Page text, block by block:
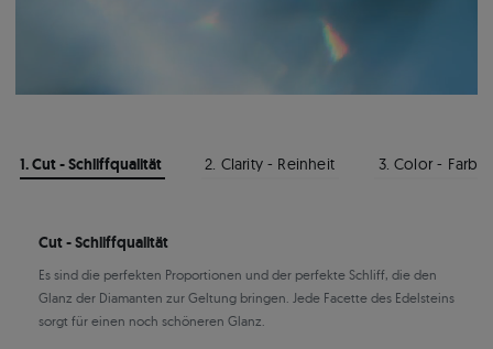
1. Cut - Schliffqualität 2. Clarity - Reinheit 3. Color - Farbe
Cut - Schliffqualität
Es sind die perfekten Proportionen und der perfekte Schliff, die den
Glanz der Diamanten zur Geltung bringen. Jede Facette des Edelsteins
sorgt für einen noch schöneren Glanz.